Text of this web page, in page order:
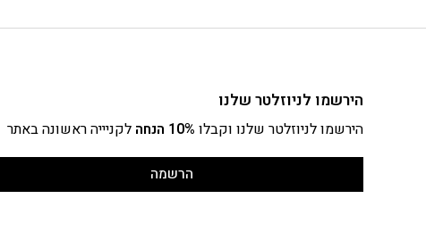
הירשמו לניוזלטר שלנו
הירשמו לניוזלטר שלנו וקבלו 10% הנחה לקניייה ראשונה באתר
הרשמה